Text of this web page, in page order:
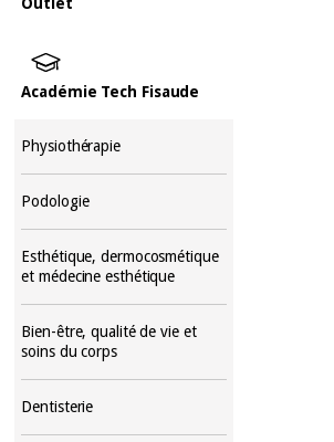
Académie Tech Fisaude
Physiothérapie
Podologie
Esthétique, dermocosmétique
et médecine esthétique
Bien-être, qualité de vie et
soins du corps
Dentisterie